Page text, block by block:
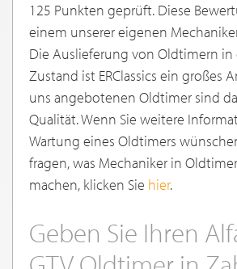
125 Punkten geprüft. Diese
einem unserer eigenen
Die Auslieferung von Oldtimern
Zustand ist ERClassics ein großes
uns angebotenen Oldtimer sind
Qualität. Wenn Sie weitere
Wartung eines Oldtimers
fragen, was Mechaniker in
machen, klicken Sie hier.
Geben Sie Ihren